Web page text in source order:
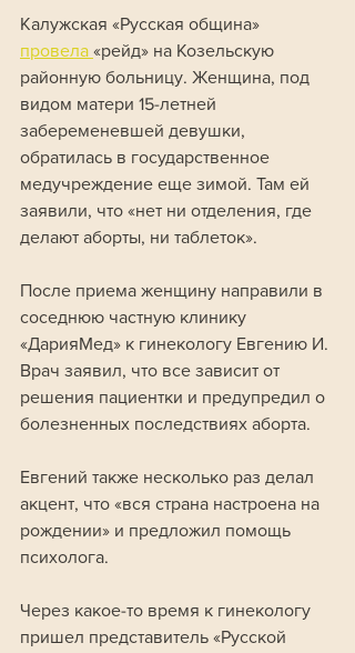
Калужская «Русская община»
провела «рейд» на Козельскую
районную больницу. Женщина, под
видом матери 15-летней
забеременевшей девушки,
обратилась в государственное
медучреждение еще зимой. Там ей
заявили, что «нет ни отделения, где
делают аборты, ни таблеток».
После приема женщину направили в
соседнюю частную клинику
«ДарияМед» к гинекологу Евгению И.
Врач заявил, что все зависит от
решения пациентки и предупредил о
болезненных последствиях аборта.
Евгений также несколько раз делал
акцент, что «вся страна настроена на
рождении» и предложил помощь
психолога.
Через какое-то время к гинекологу
пришел представитель «Русской